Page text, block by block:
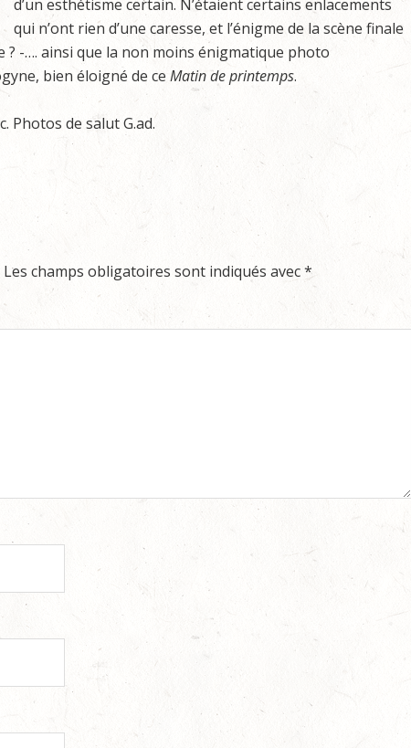
d’un esthétisme certain. N’étaient certains enlacements
qui n’ont rien d’une caresse, et l’énigme de la scène finale
-…. ainsi que la non moins énigmatique photo
bien éloigné de ce Matin de printemps.
Photos de salut G.ad.
Les champs obligatoires sont indiqués avec*